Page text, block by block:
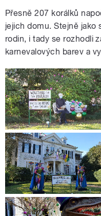
Přesně 207 korálků
jejich domu. Stejně jako
rodin, i tady se rozhodli
karnevalových barev a